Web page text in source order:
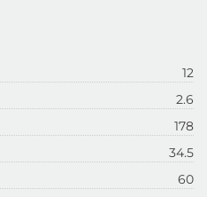
12
2.6
178
34.5
60